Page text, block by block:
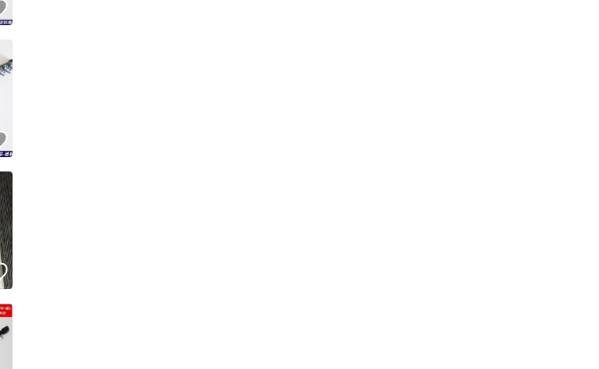
24時間以内に発送しています
た発送日数内に発送しています
いいね！